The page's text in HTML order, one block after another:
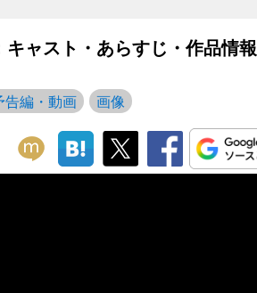
ャスト・あらすじ・作品情報
告編・動画 画像